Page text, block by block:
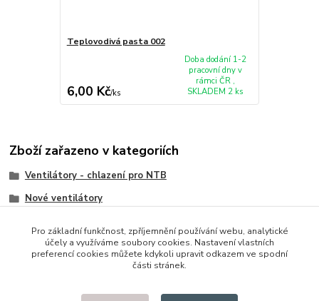
Teplovodivá pasta 002
6,00 Kč/ks
Doba dodání 1-2
pracovní dny v
rámci ČR ,
SKLADEM 2 ks
Zboží zařazeno v kategoriích
Ventilátory - chlazení pro NTB
Nové ventilátory
© 2014 - 2025 Díly pro notebooky
Pro základní funkčnost, zpříjemnění používání webu, analytické
účely a využíváme soubory cookies. Nastavení vlastních
preferencí cookies můžete kdykoli upravit odkazem ve spodní
části stránek.